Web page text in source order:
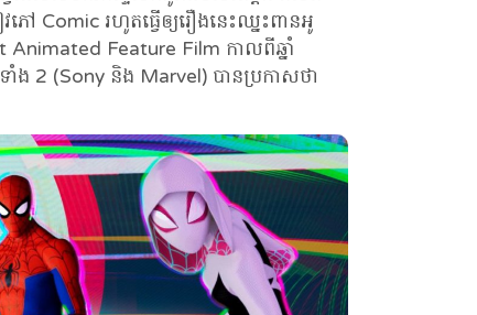
Comic រហូតធ្វើឲ្យរឿងនេះឈ្នះពានអូ
Animated Feature Film កាលពីឆ្នាំ
ង 2 (Sony និង Marvel) បានប្រកាសថា